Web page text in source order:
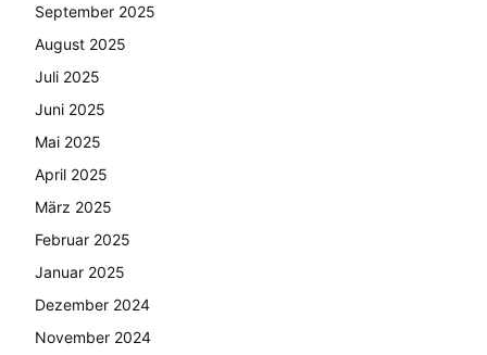
September 2025
August 2025
Juli 2025
Juni 2025
Mai 2025
April 2025
März 2025
Februar 2025
Januar 2025
Dezember 2024
November 2024